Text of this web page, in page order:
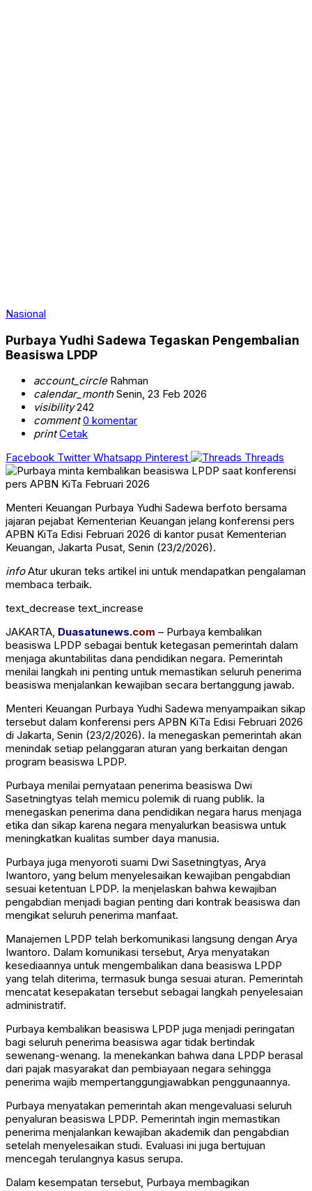
Nasional
Purbaya Yudhi Sadewa Tegaskan Pengembalian
Beasiswa LPDP
account_circleRahman
calendar_monthSenin, 23 Feb 2026
visibility242
comment 0 komentar
print Cetak
Facebook Twitter Whatsapp Pinterest Threads
Menteri Keuangan Purbaya Yudhi Sadewa berfoto bersama
jajaran pejabat Kementerian Keuangan jelang konferensi pers
APBN KiTa Edisi Februari 2026 di kantor pusat Kementerian
Keuangan, Jakarta Pusat, Senin (23/2/2026).
infoAtur ukuran teks artikel ini untuk mendapatkan pengalaman
membaca terbaik.
text_decrease text_increase
JAKARTA, Duasatunews.com – Purbaya kembalikan
beasiswa LPDP sebagai bentuk ketegasan pemerintah dalam
menjaga akuntabilitas dana pendidikan negara. Pemerintah
menilai langkah ini penting untuk memastikan seluruh penerima
beasiswa menjalankan kewajiban secara bertanggung jawab.
Menteri Keuangan Purbaya Yudhi Sadewa menyampaikan sikap
tersebut dalam konferensi pers APBN KiTa Edisi Februari 2026
di Jakarta, Senin (23/2/2026). Ia menegaskan pemerintah akan
menindak setiap pelanggaran aturan yang berkaitan dengan
program beasiswa LPDP.
Purbaya menilai pernyataan penerima beasiswa Dwi
Sasetningtyas telah memicu polemik di ruang publik. Ia
menegaskan penerima dana pendidikan negara harus menjaga
etika dan sikap karena negara menyalurkan beasiswa untuk
meningkatkan kualitas sumber daya manusia.
Purbaya juga menyoroti suami Dwi Sasetningtyas, Arya
Iwantoro, yang belum menyelesaikan kewajiban pengabdian
sesuai ketentuan LPDP. Ia menjelaskan bahwa kewajiban
pengabdian menjadi bagian penting dari kontrak beasiswa dan
mengikat seluruh penerima manfaat.
Manajemen LPDP telah berkomunikasi langsung dengan Arya
Iwantoro. Dalam komunikasi tersebut, Arya menyatakan
kesediaannya untuk mengembalikan dana beasiswa LPDP
yang telah diterima, termasuk bunga sesuai aturan. Pemerintah
mencatat kesepakatan tersebut sebagai langkah penyelesaian
administratif.
Purbaya kembalikan beasiswa LPDP juga menjadi peringatan
bagi seluruh penerima beasiswa agar tidak bertindak
sewenang-wenang. Ia menekankan bahwa dana LPDP berasal
dari pajak masyarakat dan pembiayaan negara sehingga
penerima wajib mempertanggungjawabkan penggunaannya.
Purbaya menyatakan pemerintah akan mengevaluasi seluruh
penyaluran beasiswa LPDP. Pemerintah ingin memastikan
penerima menjalankan kewajiban akademik dan pengabdian
setelah menyelesaikan studi. Evaluasi ini juga bertujuan
mencegah terulangnya kasus serupa.
Dalam kesempatan tersebut, Purbaya membagikan